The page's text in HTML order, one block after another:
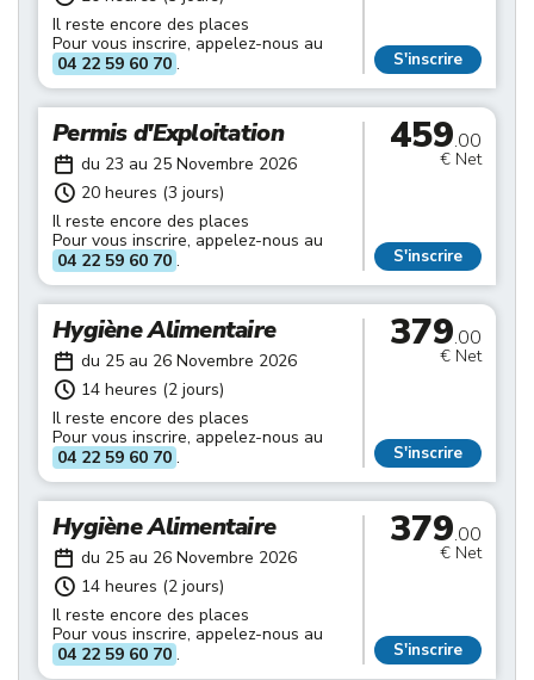
Il reste encore des places
Pour vous inscrire, appelez-nous au
04 22 59 60 70 . S'inscrire
Permis d'Exploitation
du 23 au 25 Novembre 2026
20 heures (3 jours)
Il reste encore des places
Pour vous inscrire, appelez-nous au
04 22 59 60 70 .
459.00
€ Net
S'inscrire
Hygiène Alimentaire
du 25 au 26 Novembre 2026
14 heures (2 jours)
Il reste encore des places
Pour vous inscrire, appelez-nous au
04 22 59 60 70 .
379.00
€ Net
S'inscrire
Hygiène Alimentaire
du 25 au 26 Novembre 2026
14 heures (2 jours)
Il reste encore des places
Pour vous inscrire, appelez-nous au
04 22 59 60 70 .
379.00
€ Net
S'inscrire